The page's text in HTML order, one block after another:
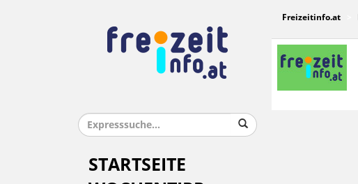
STARTSEITE
Freizeitinfo.at